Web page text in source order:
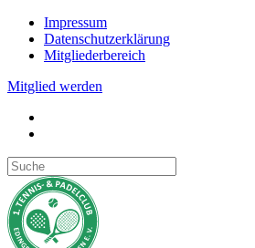
Impressum
Datenschutzerklärung
Mitgliederbereich
Mitglied werden